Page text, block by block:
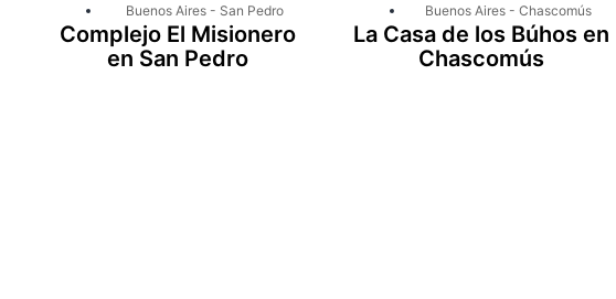
Buenos Aires - San Pedro
Complejo El Misionero
en San Pedro
Buenos Aires -Chascomús
La Casa de los Búhos en
Chascomús